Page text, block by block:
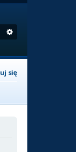
Szukaj
się